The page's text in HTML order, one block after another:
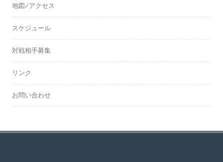
地図/アクセス
スケジュール
対戦相手募集
リンク
お問い合わせ